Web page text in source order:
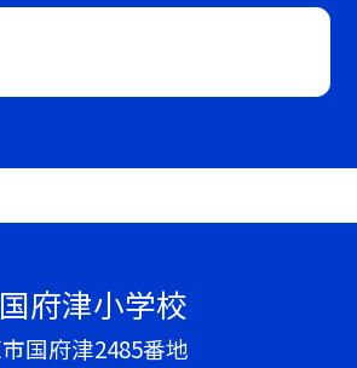
府津小学校
国府津2485番地